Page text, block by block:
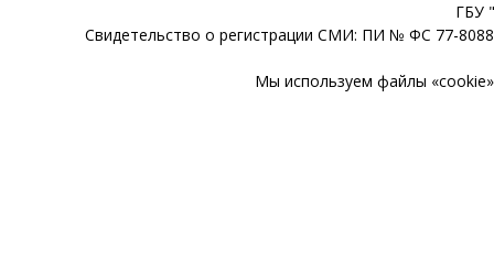
ГБУ
Свидетельство о регистрации СМИ: ПИ № ФС 77-
Мы используем файлы «cookie»